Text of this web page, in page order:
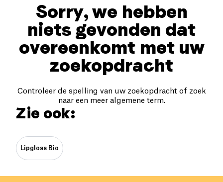
Sorry, we hebben
niets gevonden dat
overeenkomt met uw
zoekopdracht
Controleer de spelling van uw zoekopdracht of zoek
naar een meer algemene term.
Zie ook:
Lipgloss Bio